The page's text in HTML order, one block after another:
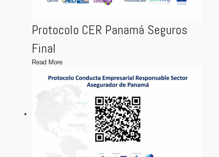
Protocolo CER Panamá Seguros
Final
Read More